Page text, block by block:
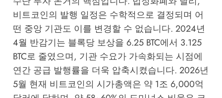
비트코인의 발행 일정은 수학적으로 결정되며 어
떤 중앙 기관도 이를 변경할 수 없습니다. 2024년
4월 반감기는 블록당 보상을 6.25 BTC에서 3.125
BTC로 줄였으며, 기관 수요가 가속화되는 시점에
연간 공급 발행률을 더욱 압축시켰습니다. 2026년
5월 현재 비트코인의 시가총액은 약 1조 6,000억